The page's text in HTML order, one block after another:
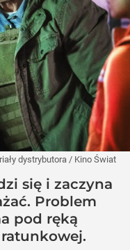
dystrybutora / Kino Świat
się i zaczyna
Problem
pod ręką